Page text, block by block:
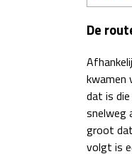
De
kwamen
dat is
snelweg
groot
volgt is